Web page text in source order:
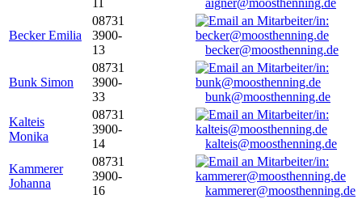
aigner@moosthenning.de
Becker Emilia
08731
3900-
13
becker@moosthenning.de
Bunk Simon
08731
3900-
33
bunk@moosthenning.de
Kalteis
Monika
08731
3900-
14
kalteis@moosthenning.de
Kammerer
Johanna
08731
3900-
16
kammerer@moosthenning.de